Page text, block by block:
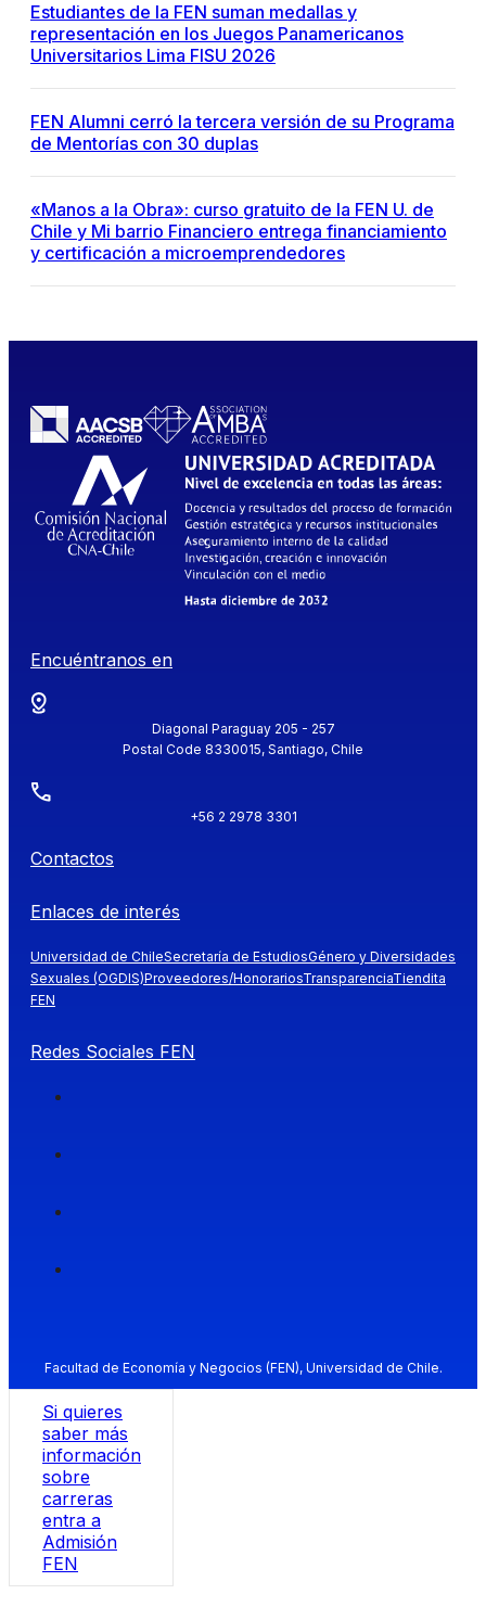
Estudiantes de la FEN suman medallas y
representación en los Juegos Panamericanos
Universitarios Lima FISU 2026
FEN Alumni cerró la tercera versión de su Programa
de Mentorías con 30 duplas
«Manos a la Obra»: curso gratuito de la FEN U. de
Chile y Mi barrio Financiero entrega financiamiento
y certificación a microemprendedores
Encuéntranos en
Diagonal Paraguay 205 - 257
Postal Code 8330015, Santiago, Chile
+56 2 2978 3301
Contactos
Enlaces de interés
Universidad de ChileSecretaría de EstudiosGénero y Diversidades
Sexuales (OGDIS)Proveedores/HonorariosTransparenciaTiendita
FEN
Redes Sociales FEN
Facultad de Economía y Negocios (FEN), Universidad de Chile.
Si quieres
saber más
información
sobre
carreras
entra a
Admisión
FEN